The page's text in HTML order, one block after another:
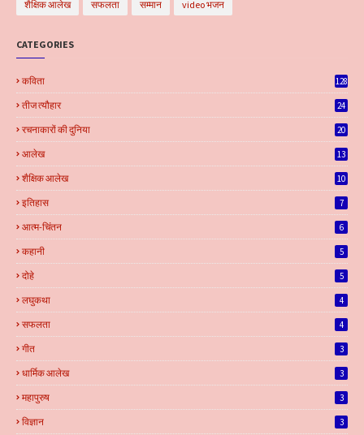
शैक्षिक आलेख सफलता सम्मान video भजन
CATEGORIES
कविता 128
तीज त्यौहार 24
रचनाकारों की दुनिया 20
आलेख 13
शैक्षिक आलेख 10
इतिहास 7
आत्म-चिंतन 6
कहानी 5
दोहे 5
लघुकथा 4
सफलता 4
गीत 3
धार्मिक आलेख 3
महापुरुष 3
विज्ञान 3